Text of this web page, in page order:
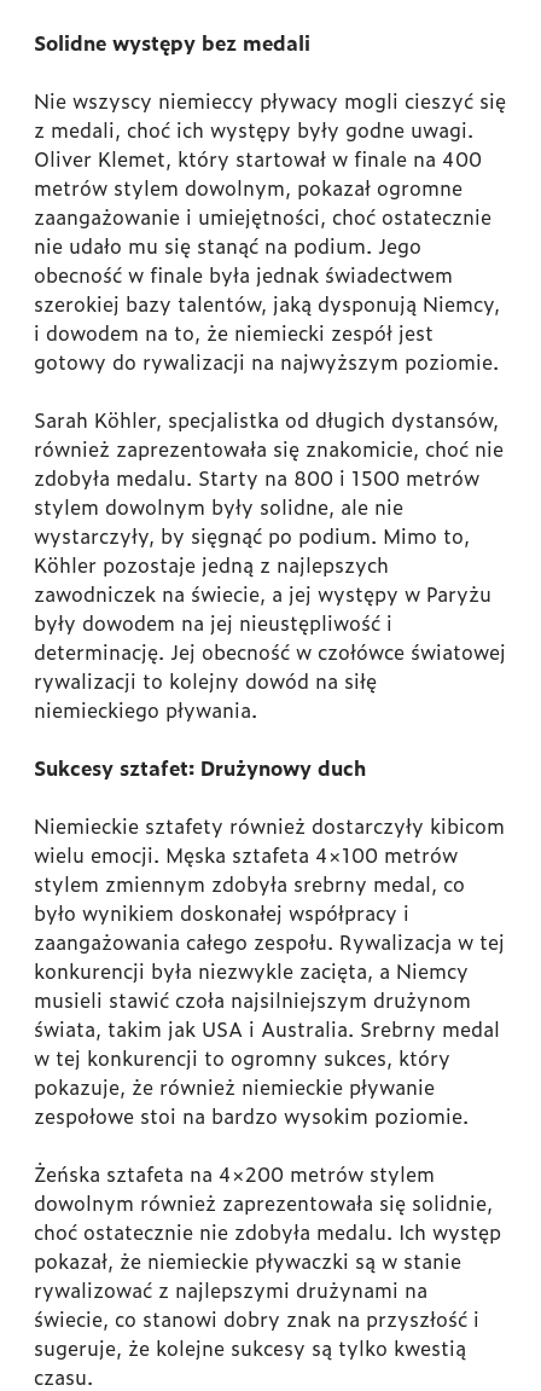
Solidne występy bez medali
Nie wszyscy niemieccy pływacy mogli cieszyć się
z medali, choć ich występy były godne uwagi.
Oliver Klemet, który startował w finale na 400
metrów stylem dowolnym, pokazał ogromne
zaangażowanie i umiejętności, choć ostatecznie
nie udało mu się stanąć na podium. Jego
obecność w finale była jednak świadectwem
szerokiej bazy talentów, jaką dysponują Niemcy,
i dowodem na to, że niemiecki zespół jest
gotowy do rywalizacji na najwyższym poziomie.
Sarah Köhler, specjalistka od długich dystansów,
również zaprezentowała się znakomicie, choć nie
zdobyła medalu. Starty na 800 i 1500 metrów
stylem dowolnym były solidne, ale nie
wystarczyły, by sięgnąć po podium. Mimo to,
Köhler pozostaje jedną z najlepszych
zawodniczek na świecie, a jej występy w Paryżu
były dowodem na jej nieustępliwość i
determinację. Jej obecność w czołówce światowej
rywalizacji to kolejny dowód na siłę
niemieckiego pływania.
Sukcesy sztafet: Drużynowy duch
Niemieckie sztafety również dostarczyły kibicom
wielu emocji. Męska sztafeta 4×100 metrów
stylem zmiennym zdobyła srebrny medal, co
było wynikiem doskonałej współpracy i
zaangażowania całego zespołu. Rywalizacja w tej
konkurencji była niezwykle zacięta, a Niemcy
musieli stawić czoła najsilniejszym drużynom
świata, takim jak USA i Australia. Srebrny medal
w tej konkurencji to ogromny sukces, który
pokazuje, że również niemieckie pływanie
zespołowe stoi na bardzo wysokim poziomie.
Żeńska sztafeta na 4×200 metrów stylem
dowolnym również zaprezentowała się solidnie,
choć ostatecznie nie zdobyła medalu. Ich występ
pokazał, że niemieckie pływaczki są w stanie
rywalizować z najlepszymi drużynami na
świecie, co stanowi dobry znak na przyszłość i
sugeruje, że kolejne sukcesy są tylko kwestią
czasu.